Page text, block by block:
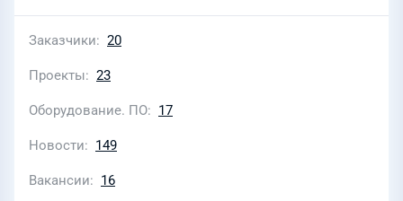
Заказчики 20
Проекты 23
Оборудование. ПО 17
Новости 149
Вакансии 16